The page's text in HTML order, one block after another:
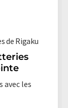
de Rigaku
avec les